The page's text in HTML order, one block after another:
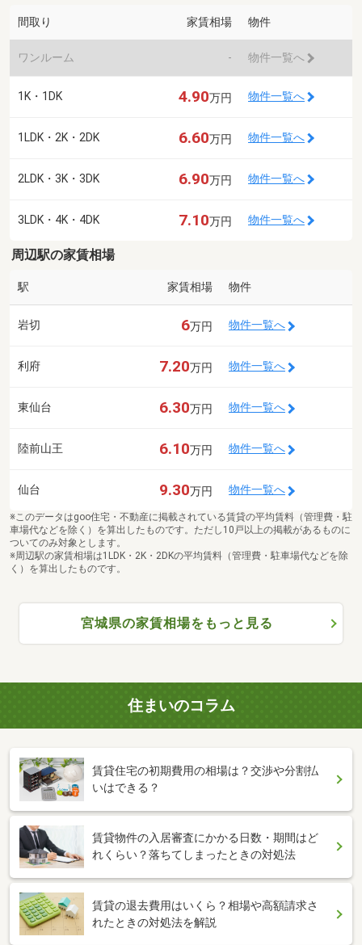
間取り 家賃相場 物件
ワンルーム - 物件一覧へ
1K・1DK 4.90万円 物件一覧へ
1LDK・2K・2DK 6.60万円 物件一覧へ
2LDK・3K・3DK 6.90万円 物件一覧へ
3LDK・4K・4DK 7.10万円 物件一覧へ
周辺駅の家賃相場
駅 家賃相場 物件
岩切 6万円 物件一覧へ
利府 7.20万円 物件一覧へ
東仙台 6.30万円 物件一覧へ
陸前山王 6.10万円 物件一覧へ
仙台 9.30万円 物件一覧へ
※このデータはgoo住宅・不動産に掲載されている賃貸の平均賃料（管理費・駐
車場代などを除く）を算出したものです。ただし10戸以上の掲載があるものに
ついてのみ対象とします。
※周辺駅の家賃相場は1LDK・2K・2DKの平均賃料（管理費・駐車場代などを除
く）を算出したものです。
宮城県の家賃相場をもっと見る
住まいのコラム
賃貸住宅の初期費用の相場は？交渉や分割払
いはできる？
賃貸物件の入居審査にかかる日数・期間はど
れくらい？落ちてしまったときの対処法
賃貸の退去費用はいくら？相場や高額請求さ
れたときの対処法を解説